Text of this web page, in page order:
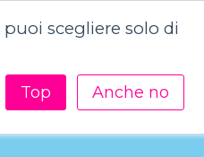
scegliere solo di
Top Anche no
Academy Risorse